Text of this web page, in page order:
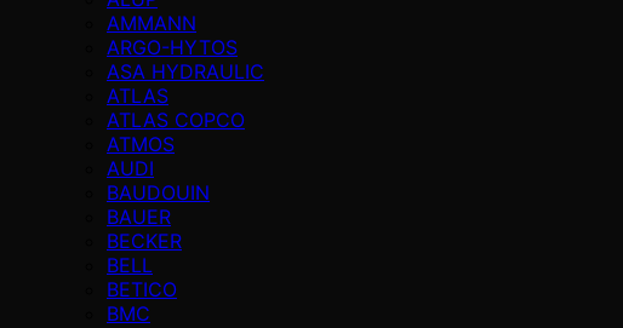
AMMANN
ARGO-HYTOS
ASA HYDRAULIC
ATLAS
ATLAS COPCO
ATMOS
AUDI
BAUDOUIN
BAUER
BECKER
BELL
BETICO
BMC